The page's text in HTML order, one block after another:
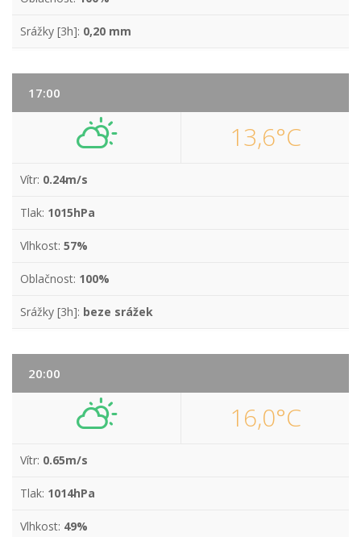
Srážky [3h]: 0,20 mm
17:00
13,6°C
Vítr: 0.24m/s
Tlak: 1015hPa
Vlhkost: 57%
Oblačnost: 100%
Srážky [3h]: beze srážek
20:00
16,0°C
Vítr: 0.65m/s
Tlak: 1014hPa
Vlhkost: 49%